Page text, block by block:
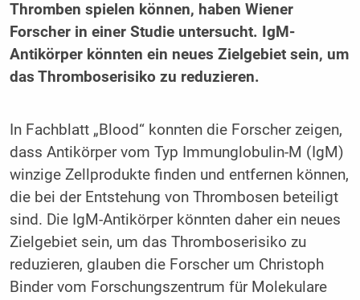
Thromben spielen können, haben Wiener
Forscher in einer Studie untersucht. IgM-
Antikörper könnten ein neues Zielgebiet sein, um
das Thromboserisiko zu reduzieren.
In Fachblatt „Blood“ konnten die Forscher zeigen,
dass Antikörper vom Typ Immunglobulin-M (IgM)
winzige Zellprodukte finden und entfernen können,
die bei der Entstehung von Thrombosen beteiligt
sind. Die IgM-Antikörper könnten daher ein neues
Zielgebiet sein, um das Thromboserisiko zu
reduzieren, glauben die Forscher um Christoph
Binder vom Forschungszentrum für Molekulare